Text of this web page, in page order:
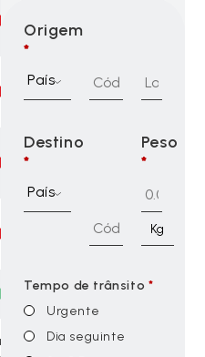
Origem
*
País
Destino
*
País
Peso
*
Kg
Tempo de trânsito *
Urgente
Dia seguinte